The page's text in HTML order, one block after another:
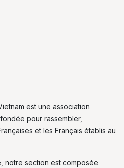
est une association
pour rassembler,
et les Français établis au
notre section est composée